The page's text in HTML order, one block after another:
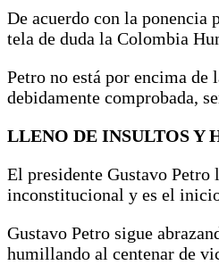
De acuerdo con la ponencia
tela de duda la Colombia
Petro no está por encima de
debidamente comprobada,
LLENO DE INSULTOS Y
El presidente Gustavo Petro
inconstitucional y es el
Gustavo Petro sigue
humillando al centenar de